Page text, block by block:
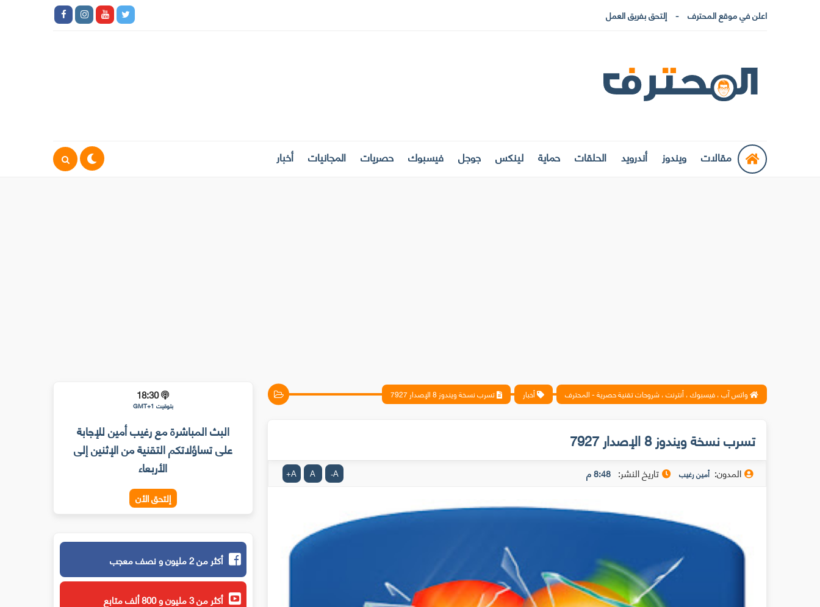
اعلن في موقع المحترف إلتحق بفريق العمل
مقالات ويندوز أندرويد الحلقات حماية لينكس جوجل فيسبوك حصريات المجانيات أخبار
واتس آب ، فيسبوك ، أنترنت ، شروحات تقنية حصرية - المحترف أخبار تسرب نسخة ويندوز 8 الإصدار 7927
تسرب نسخة ويندوز 8 الإصدار 7927
المدون: أمين رغيب تاريخ النشر: 8:48 م A
-
A
A
+
18:30
بتوقيت GMT+1
البث المباشرة مع رغيب أمين للإجابة
على تساؤلاتكم التقنية من الإثنين إلى
الأربعاء
إلتحق الأن
أكثر من 2 مليون و نصف معجب
أكثر من 3 مليون و 800 ألف متابع